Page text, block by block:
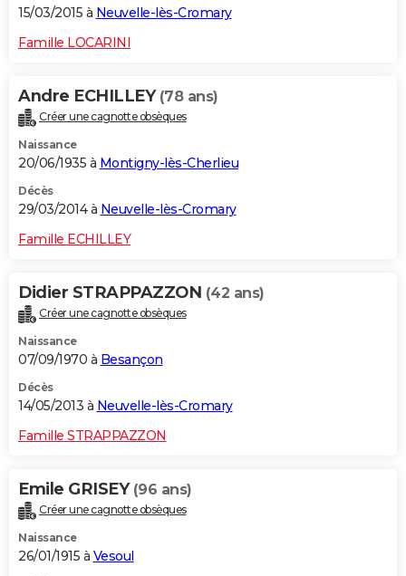
15/03/2015 à Neuvelle-lès-Cromary
Famille LOCARINI
Andre ECHILLEY (78 ans)
Créer une cagnotte obsèques
Naissance
20/06/1935 à Montigny-lès-Cherlieu
Décès
29/03/2014 à Neuvelle-lès-Cromary
Famille ECHILLEY
Didier STRAPPAZZON (42 ans)
Créer une cagnotte obsèques
Naissance
07/09/1970 à Besançon
Décès
14/05/2013 à Neuvelle-lès-Cromary
Famille STRAPPAZZON
Emile GRISEY (96 ans)
Créer une cagnotte obsèques
Naissance
26/01/1915 à Vesoul